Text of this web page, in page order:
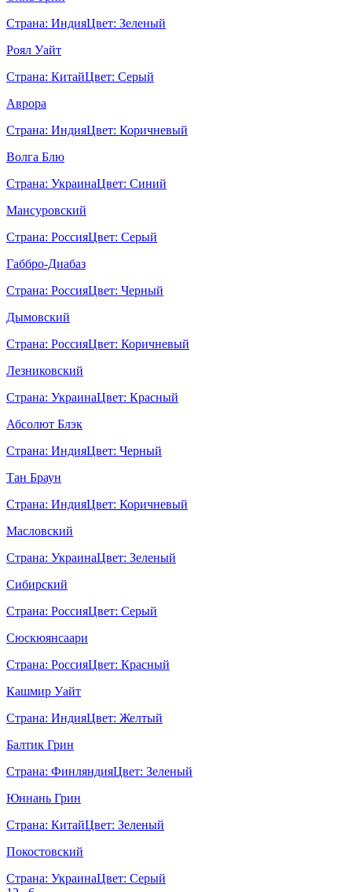
Страна: ИндияЦвет: Зеленый
Роял Уайт
Страна: КитайЦвет: Серый
Аврора
Страна: ИндияЦвет: Коричневый
Волга Блю
Страна: УкраинаЦвет: Синий
Мансуровский
Страна: РоссияЦвет: Серый
Габбро-Диабаз
Страна: РоссияЦвет: Черный
Дымовский
Страна: РоссияЦвет: Коричневый
Лезниковский
Страна: УкраинаЦвет: Красный
Абсолют Блэк
Страна: ИндияЦвет: Черный
Тан Браун
Страна: ИндияЦвет: Коричневый
Масловский
Страна: УкраинаЦвет: Зеленый
Сибирский
Страна: РоссияЦвет: Серый
Сюскюянсаари
Страна: РоссияЦвет: Красный
Кашмир Уайт
Страна: ИндияЦвет: Желтый
Балтик Грин
Страна: ФинляндияЦвет: Зеленый
Юннань Грин
Страна: КитайЦвет: Зеленый
Покостовский
Страна: УкраинаЦвет: Серый